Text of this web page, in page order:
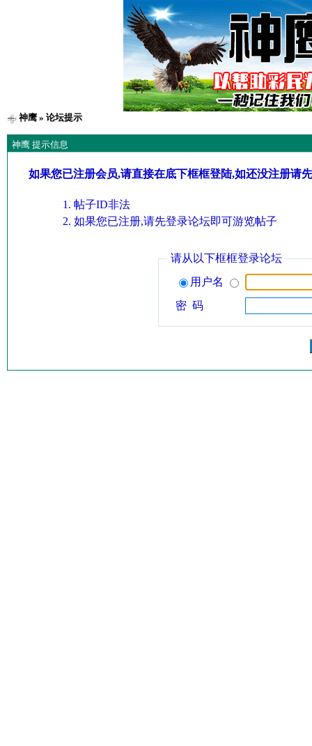
神鹰» 论坛提示
神鹰 提示信息
如果您已注册会员,请直接在底下框框登陆,如还没注册请
帖子ID非法
如果您已注册,请先登录论坛即可游览帖子
请从以下框框登录论坛
用户名
密 码